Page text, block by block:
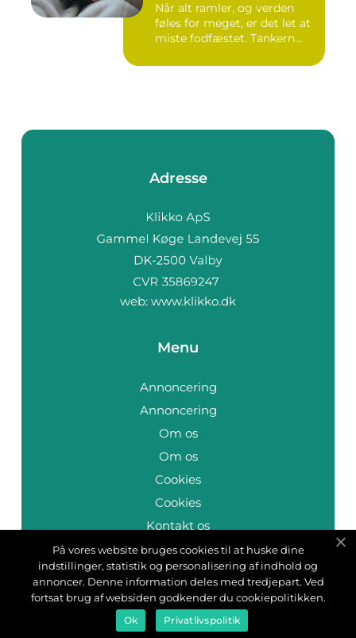
Når alt ramler, og verden
føles for meget, er det let at
miste fodfæstet. Tankern...
Adresse
web: www.klikko.dk
Menu
Annoncering
Annoncering
Om os
Om os
Cookies
Cookies
Kontakt os
Kontakt os
Sitemap
Sitemap
På vores website bruges cookies til at huske dine
indstillinger, statistik og personalisering af indhold og
annoncer. Denne information deles med tredjepart. Ved
fortsat brug af websiden godkender du cookiepolitikken.
Ok Privatlivspolitik